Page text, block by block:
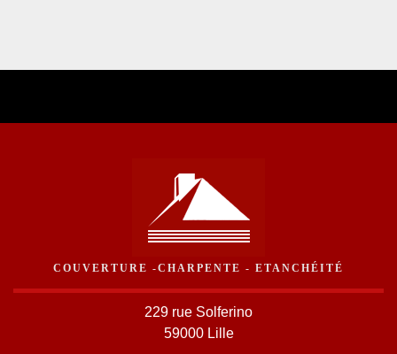
COUVERTURE -CHARPENTE - ETANCHÉITÉ
229 rue Solferino
59000 Lille